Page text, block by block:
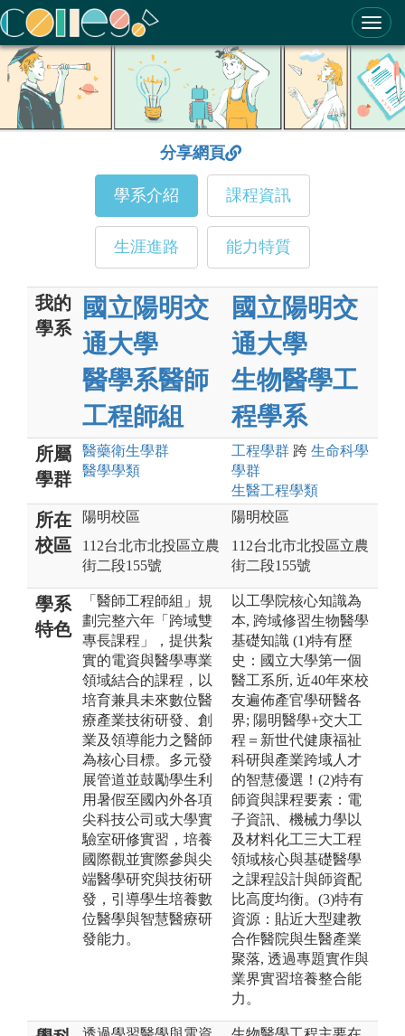
ColleGo! 大學選才與高中育才輔助系統
分享網頁
學系介紹 課程資訊
生涯進路 能力特質
我的
學系
國立陽明交
通大學
醫學系醫師
工程師組
國立陽明交
通大學
生物醫學工
程學系
所屬
學群
醫藥衛生學群
醫學學類
工程學群 跨 生命科學
學群
生醫工程學類
所在
校區
陽明校區
112台北市北投區立農
街二段155號
陽明校區
112台北市北投區立農
街二段155號
學系
特色
「醫師工程師組」規
劃完整六年「跨域雙
專長課程」，提供紮
實的電資與醫學專業
領域結合的課程，以
培育兼具未來數位醫
療產業技術研發、創
業及領導能力之醫師
為核心目標。多元發
展管道並鼓勵學生利
用暑假至國內外各項
尖科技公司或大學實
驗室研修實習，培養
國際觀並實際參與尖
端醫學研究與技術研
發，引導學生培養數
位醫學與智慧醫療研
發能力。
以工學院核心知識為
本, 跨域修習生物醫學
基礎知識 (1)特有歷
史：國立大學第一個
醫工系所, 近40年來校
友遍佈產官學研醫各
界; 陽明醫學+交大工
程＝新世代健康福祉
科研與產業跨域人才
的智慧優選！(2)特有
師資與課程要素：電
子資訊、機械力學以
及材料化工三大工程
領域核心與基礎醫學
之課程設計與師資配
比高度均衡。(3)特有
資源：貼近大型建教
合作醫院與生醫產業
聚落, 透過專題實作與
業界實習培養整合能
力。